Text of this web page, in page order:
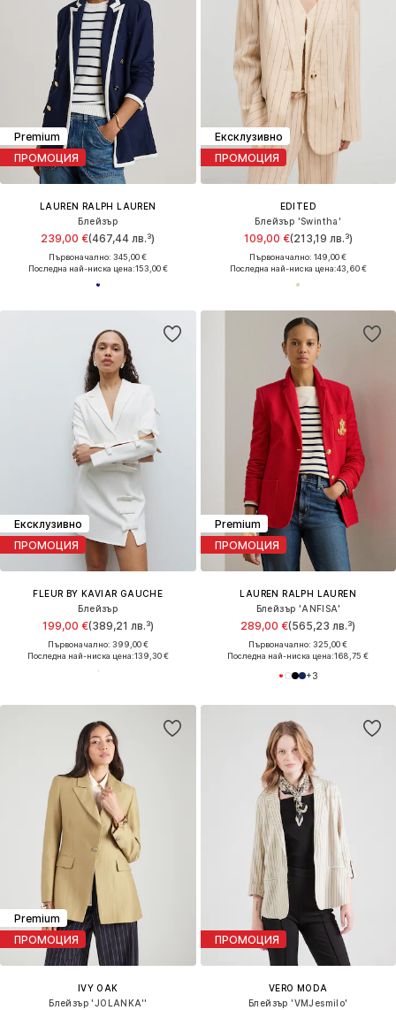
Premium
ПРОМОЦИЯ
LAUREN RALPH LAUREN
Блейзър
239,00 €(467,44 лв.³)
Първоначално: 345,00 €
Последна най-ниска цена:153,00 €
Ексклузивно
ПРОМОЦИЯ
EDITED
Блейзър 'Swintha'
109,00 €(213,19 лв.³)
Първоначално: 149,00 €
Последна най-ниска цена:43,60 €
Ексклузивно
ПРОМОЦИЯ
FLEUR BY KAVIAR GAUCHE
Блейзър
199,00 €(389,21 лв.³)
Първоначално: 399,00 €
Последна най-ниска цена:139,30 €
Premium
ПРОМОЦИЯ
LAUREN RALPH LAUREN
Блейзър 'ANFISA'
289,00 €(565,23 лв.³)
Първоначално: 325,00 €
Последна най-ниска цена:168,75 €
+3
Premium
ПРОМОЦИЯ
IVY OAK
Блейзър 'JOLANKA''
ПРОМОЦИЯ
VERO MODA
Блейзър 'VMJesmilo'